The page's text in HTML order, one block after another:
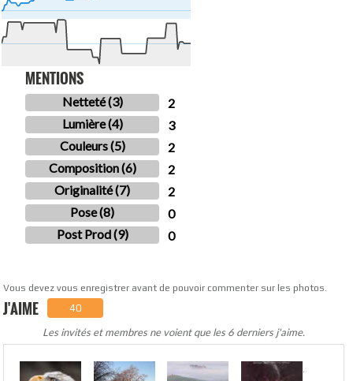
MENTIONS
Netteté (3)
2
Lumière (4)
3
Couleurs (5)
2
Composition (6)
2
Originalité (7)
2
Pose (8)
0
Post Prod (9)
0
Vous devez vous enregistrer avant de pouvoir commenter sur les photos.
J'AIME 40
Les invités et membres ne voient que les 6 derniers j'aime.